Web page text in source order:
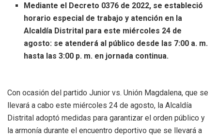
Mediante el Decreto 0376 de 2022, se estableció
horario especial de trabajo y atención en la
Alcaldía Distrital para este miércoles 24 de
agosto: se atenderá al público desde las 7:00 a. m.
hasta las 3:00 p. m. en jornada continua.
Con ocasión del partido Junior vs. Unión Magdalena, que se
llevará a cabo este miércoles 24 de agosto, la Alcaldía
Distrital adoptó medidas para garantizar el orden público y
la armonía durante el encuentro deportivo que se llevará a